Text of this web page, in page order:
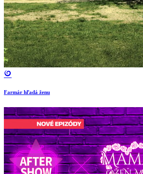
Farmár hľadá ženu